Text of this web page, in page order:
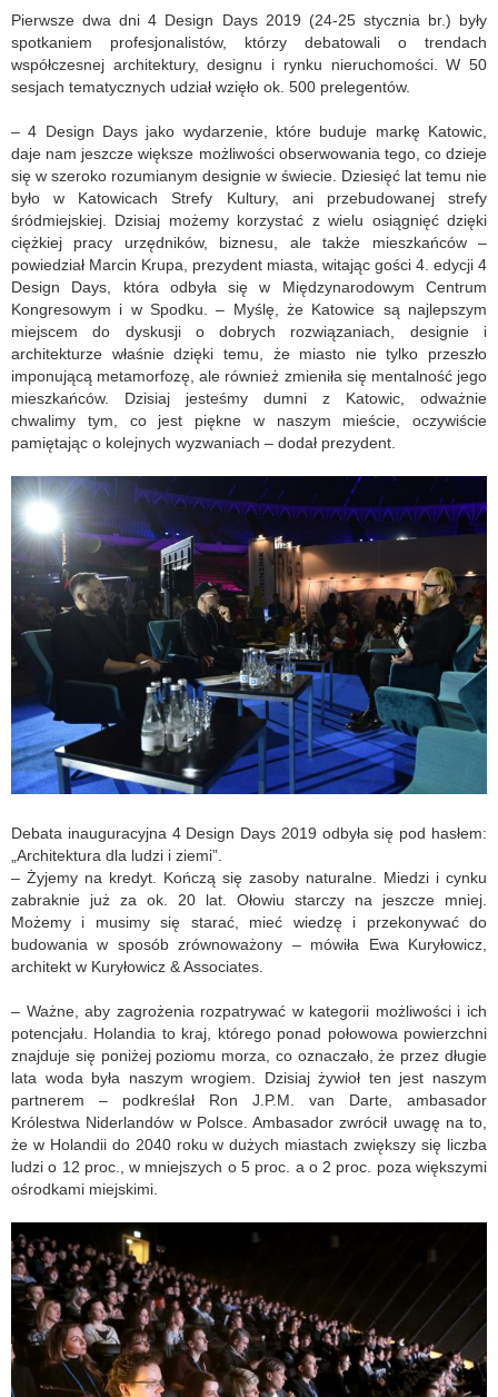
Pierwsze dwa dni 4 Design Days 2019 (24-25 stycznia br.) były
spotkaniem profesjonalistów, którzy debatowali o trendach
współczesnej architektury, designu i rynku nieruchomości. W 50
sesjach tematycznych udział wzięło ok. 500 prelegentów.
– 4 Design Days jako wydarzenie, które buduje markę Katowic,
daje nam jeszcze większe możliwości obserwowania tego, co dzieje
się w szeroko rozumianym designie w świecie. Dziesięć lat temu nie
było w Katowicach Strefy Kultury, ani przebudowanej strefy
śródmiejskiej. Dzisiaj możemy korzystać z wielu osiągnięć dzięki
ciężkiej pracy urzędników, biznesu, ale także mieszkańców –
powiedział Marcin Krupa, prezydent miasta, witając gości 4. edycji 4
Design Days, która odbyła się w Międzynarodowym Centrum
Kongresowym i w Spodku. – Myślę, że Katowice są najlepszym
miejscem do dyskusji o dobrych rozwiązaniach, designie i
architekturze właśnie dzięki temu, że miasto nie tylko przeszło
imponującą metamorfozę, ale również zmieniła się mentalność jego
mieszkańców. Dzisiaj jesteśmy dumni z Katowic, odważnie
chwalimy tym, co jest piękne w naszym mieście, oczywiście
pamiętając o kolejnych wyzwaniach – dodał prezydent.
Debata inauguracyjna 4 Design Days 2019 odbyła się pod hasłem:
„Architektura dla ludzi i ziemi”.
– Żyjemy na kredyt. Kończą się zasoby naturalne. Miedzi i cynku
zabraknie już za ok. 20 lat. Ołowiu starczy na jeszcze mniej.
Możemy i musimy się starać, mieć wiedzę i przekonywać do
budowania w sposób zrównoważony – mówiła Ewa Kuryłowicz,
architekt w Kuryłowicz & Associates.
– Ważne, aby zagrożenia rozpatrywać w kategorii możliwości i ich
potencjału. Holandia to kraj, którego ponad połowowa powierzchni
znajduje się poniżej poziomu morza, co oznaczało, że przez długie
lata woda była naszym wrogiem. Dzisiaj żywioł ten jest naszym
partnerem – podkreślał Ron J.P.M. van Darte, ambasador
Królestwa Niderlandów w Polsce. Ambasador zwrócił uwagę na to,
że w Holandii do 2040 roku w dużych miastach zwiększy się liczba
ludzi o 12 proc., w mniejszych o 5 proc. a o 2 proc. poza większymi
ośrodkami miejskimi.